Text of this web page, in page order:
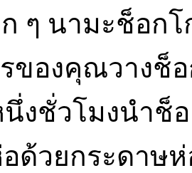
ก ๆ นามะช็อก
ของคุณวางช็อ
งชั่วโมงนำช็
ด้วยกระดาษ